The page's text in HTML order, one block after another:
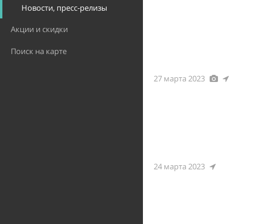
Новости, пресс-релизы
Акции и скидки
Поиск на карте
27 марта 2023
24 марта 2023